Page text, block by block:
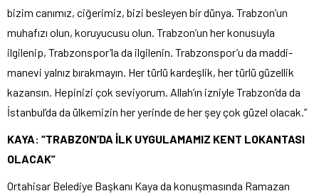
bizim canımız, ciğerimiz, bizi besleyen bir dünya. Trabzon’un
muhafızı olun, koruyucusu olun. Trabzon’un her konusuyla
ilgilenip, Trabzonspor’la da ilgilenin. Trabzonspor’u da maddi-
manevi yalnız bırakmayın. Her türlü kardeşlik, her türlü güzellik
kazansın. Hepinizi çok seviyorum. Allah’ın izniyle Trabzon’da da
İstanbul’da da ülkemizin her yerinde de her şey çok güzel olacak.”
KAYA: “TRABZON’DA İLK UYGULAMAMIZ KENT LOKANTASI
OLACAK”
Ortahisar Belediye Başkanı Kaya da konuşmasında Ramazan